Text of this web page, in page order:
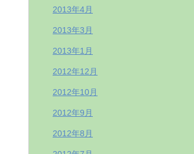
2013年4月
2013年3月
2013年1月
2012年12月
2012年10月
2012年9月
2012年8月